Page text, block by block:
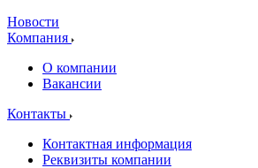
Новости
Компания
О компании
Вакансии
Контакты
Контактная информация
Реквизиты компании